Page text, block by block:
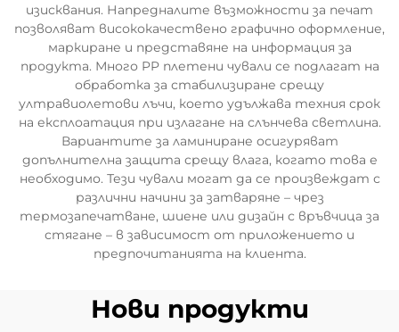
изисквания. Напредналите възможности за печат
позволяват висококачествено графично оформление,
маркиране и представяне на информация за
продукта. Много PP плетени чували се подлагат на
обработка за стабилизиране срещу
ултравиолетови лъчи, което удължава техния срок
на експлоатация при излагане на слънчева светлина.
Вариантите за ламиниране осигуряват
допълнителна защита срещу влага, когато това е
необходимо. Тези чували могат да се произвеждат с
различни начини за затваряне – чрез
термозапечатване, шиене или дизайн с връвчица за
стягане – в зависимост от приложението и
предпочитанията на клиента.
Нови продукти